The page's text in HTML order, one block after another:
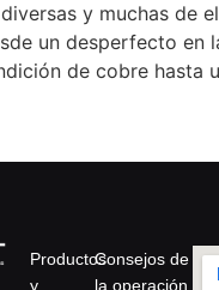
y muchas de
un desperfecto en
de cobre hasta
Productos
y
Consejos de
la operación